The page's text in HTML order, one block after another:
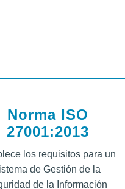
Norma ISO
27001:2013
los requisitos para un
de Gestión de la
de la Información